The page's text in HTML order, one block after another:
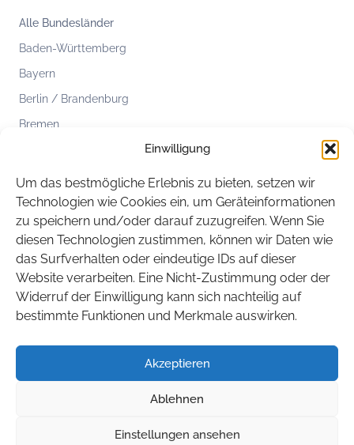
Einwilligung
Um das bestmögliche Erlebnis zu bieten, setzen wir
Technologien wie Cookies ein, um Geräteinformationen
zu speichern und/oder darauf zuzugreifen. Wenn Sie
diesen Technologien zustimmen, können wir Daten wie
das Surfverhalten oder eindeutige IDs auf dieser
Website verarbeiten. Eine Nicht-Zustimmung oder der
Widerruf der Einwilligung kann sich nachteilig auf
bestimmte Funktionen und Merkmale auswirken.
Akzeptieren
Ablehnen
Einstellungen ansehen
Alle Bundesländer
Baden-Württemberg
Bayern
Berlin / Brandenburg
Bremen
Mecklenburg-Vorpommern
Niedersachsen
Nordrhein-Westfalen
Rheinland-Pfalz
Saarland